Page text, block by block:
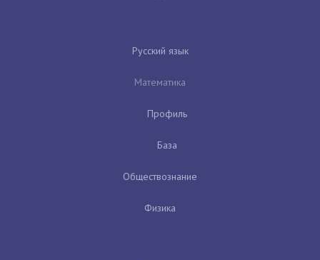
Русский язык
Математика
Профиль
База
Обществознание
Физика